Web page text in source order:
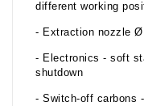
different working
- Extraction nozzle Ø
- Electronics - soft
shutdown
- Switch-off carbons